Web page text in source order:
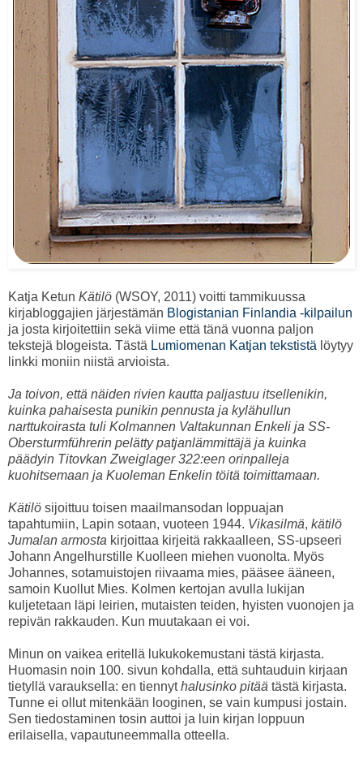
Katja Ketun Kätilö (WSOY, 2011) voitti tammikuussa
kirjabloggajien järjestämän Blogistanian Finlandia -kilpailun
ja josta kirjoitettiin sekä viime että tänä vuonna paljon
tekstejä blogeista. Tästä Lumiomenan Katjan tekstistä löytyy
linkki moniin niistä arvioista.
Ja toivon, että näiden rivien kautta paljastuu itsellenikin,
kuinka pahaisesta punikin pennusta ja kylähullun
narttukoirasta tuli Kolmannen Valtakunnan Enkeli ja SS-
Obersturmführerin pelätty patjanlämmittäjä ja kuinka
päädyin Titovkan Zweiglager 322:een orinpalleja
kuohitsemaan ja Kuoleman Enkelin töitä toimittamaan.
Kätilö sijoittuu toisen maailmansodan loppuajan
tapahtumiin, Lapin sotaan, vuoteen 1944. Vikasilmä, kätilö
Jumalan armosta kirjoittaa kirjeitä rakkaalleen, SS-upseeri
Johann Angelhurstille Kuolleen miehen vuonolta. Myös
Johannes, sotamuistojen riivaama mies, pääsee ääneen,
samoin Kuollut Mies. Kolmen kertojan avulla lukijan
kuljetetaan läpi leirien, mutaisten teiden, hyisten vuonojen ja
repivän rakkauden. Kun muutakaan ei voi.
Minun on vaikea eritellä lukukokemustani tästä kirjasta.
Huomasin noin 100. sivun kohdalla, että suhtauduin kirjaan
tietyllä varauksella: en tiennythalusinko pitää tästä kirjasta.
Tunne ei ollut mitenkään looginen, se vain kumpusi jostain.
Sen tiedostaminen tosin auttoi ja luin kirjan loppuun
erilaisella, vapautuneemmalla otteella.